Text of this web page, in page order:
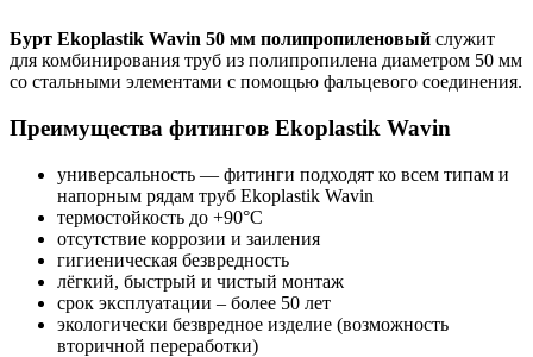
Бурт Ekoplastik Wavin 50 мм полипропиленовый служит
для комбинирования труб из полипропилена диаметром 50 мм
со стальными элементами с помощью фальцевого соединения.
Преимущества фитингов Ekoplastik Wavin
универсальность — фитинги подходят ко всем типам и
напорным рядам труб Ekoplastik Wavin
термостойкость до +90°C
отсутствие коррозии и заиления
гигиеническая безвредность
лёгкий, быстрый и чистый монтаж
срок эксплуатации – более 50 лет
экологически безвредное изделие (возможность
вторичной переработки)